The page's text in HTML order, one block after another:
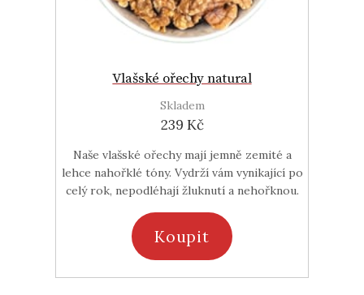
Vlašské ořechy natural
Skladem
239 Kč
Naše vlašské ořechy mají jemně zemité a
lehce nahořklé tóny. Vydrží vám vynikající po
celý rok, nepodléhají žluknutí a nehořknou.
Koupit